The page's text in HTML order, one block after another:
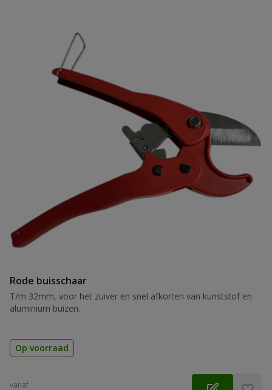
Rode buisschaar
T/m 32mm, voor het zuiver en snel afkorten van kunststof en
aluminium buizen.
Op voorraad
vanaf